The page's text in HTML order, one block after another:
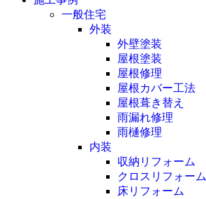
一般住宅
外装
外壁塗装
屋根塗装
屋根修理
屋根カバー工法
屋根葺き替え
雨漏れ修理
雨樋修理
内装
収納リフォーム
クロスリフォーム
床リフォーム